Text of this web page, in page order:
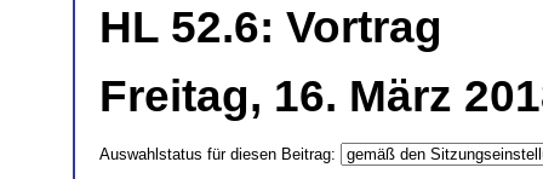
HL 52.6: Vortrag
Freitag, 16. März
Auswahlstatus für diesen Beitrag: